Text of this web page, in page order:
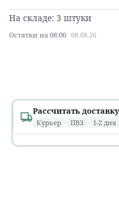
На складе: 3 штуки
Остатки на 08:00 08.08.26
Рассчитать доставку
Курьер · ПВЗ · 1-2 дня
Минск и областные